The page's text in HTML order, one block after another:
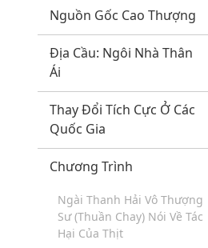
Nguồn Gốc Cao Thượng
Địa Cầu: Ngôi Nhà Thân
Ái
Thay Đổi Tích Cực Ở Các
Quốc Gia
Chương Trình
Ngài Thanh Hải Vô Thượng
Sư (Thuần Chay) Nói Về Tác
Hại Của Thịt